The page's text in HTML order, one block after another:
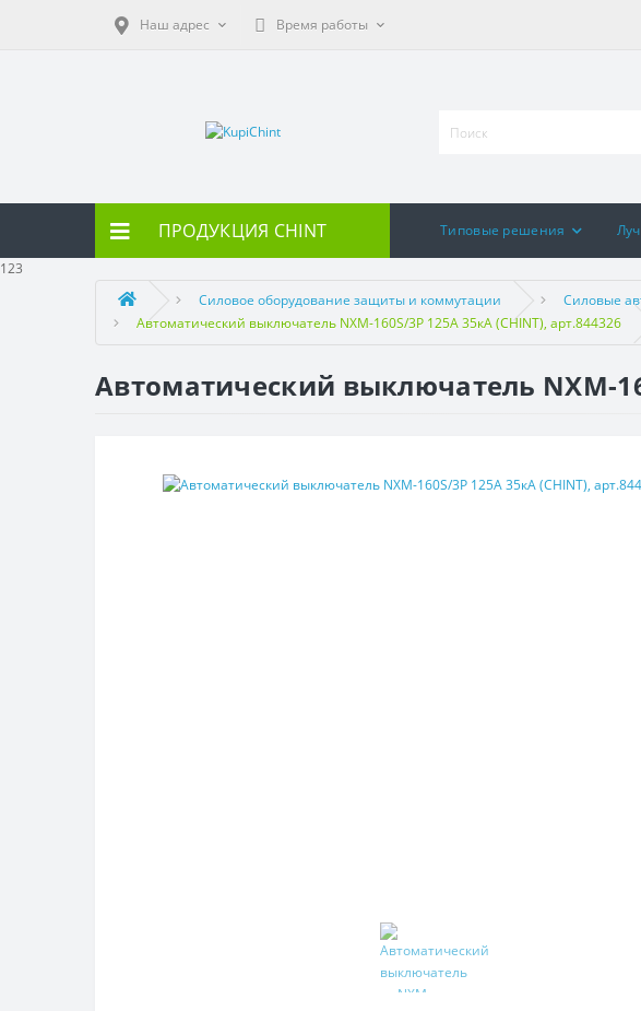
Наш адрес Время работы
ПРОДУКЦИЯ CHINT Типовые решения
123
Силовое оборудование защиты и коммутации
Силовые
Автоматический выключатель NXM-160S/3Р 125A 35кА (CHINT), арт.844326
Автоматический выключатель NXM-